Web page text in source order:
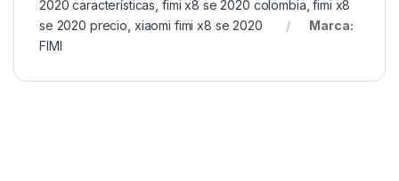
2020 características fimi x8 se 2020 colombia ,fimi x8
se 2020 precio xiaomi fimi x8 se 2020
Marca:
FIMI